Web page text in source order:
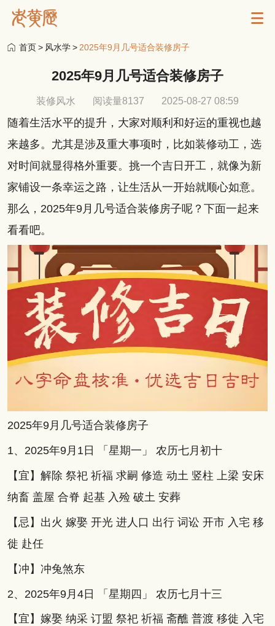
首页> 风水学> 2025年9月几号适合装修房子
2025年9月几号适合装修房子
装修风水 阅读量8137 2025-08-27 08:59
随着生活水平的提升，大家对顺利和好运的重视也越
来越多。尤其是涉及重大事项时，比如装修动工，选
对时间就显得格外重要。挑一个吉日开工，就像为新
家铺设一条幸运之路，让生活从一开始就顺心如意。
那么，2025年9月几号适合装修房子呢？下面一起来
看看吧。
2025年9月几号适合装修房子
1、2025年9月1日 「星期一」 农历七月初十
【宜】解除 祭祀 祈福 求嗣 修造 动土 竖柱 上梁 安床
纳畜 盖屋 合脊 起基 入殓 破土 安葬
【忌】出火 嫁娶 开光 进人口 出行 词讼 开市 入宅 移
徙 赴任
【冲】冲兔煞东
2、2025年9月4日 「星期四」 农历七月十三
【宜】嫁娶 纳采 订盟 祭祀 祈福 斋醮 普渡 移徙 入宅